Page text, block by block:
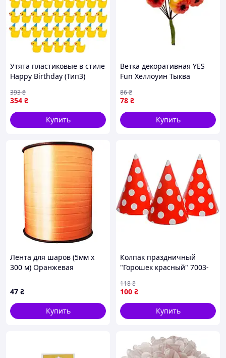
Утята пластиковые в стиле
Happy Birthday (Тип3)
Yellow
354 ₴
393₴
Купить
Ветка декоративная YES
Fun Хеллоуин Тыква
78 ₴
86₴
Купить
Лента для шаров (5мм х
300 м) Оранжевая
47 ₴
Купить
Колпак праздничный
"Горошек красный" 7003-
шт-Sara
100 ₴
118₴
Купить